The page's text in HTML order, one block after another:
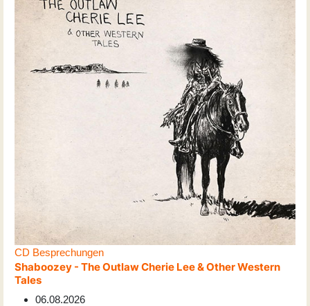
CD Besprechungen
Shaboozey - The Outlaw Cherie Lee & Other Western
Tales
06.08.2026